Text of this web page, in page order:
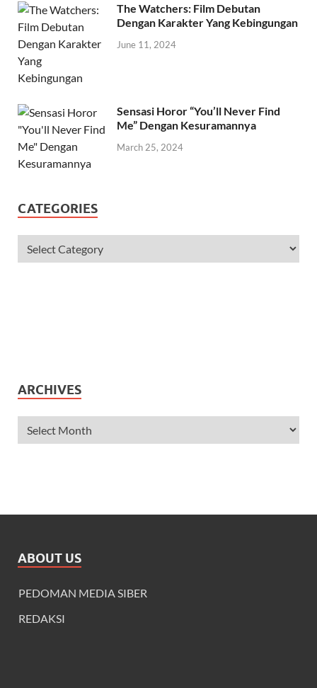
The Watchers: Film Debutan
Dengan Karakter Yang Kebingungan
June 11, 2024
Sensasi Horor “You’ll Never Find
Me” Dengan Kesuramannya
March 25, 2024
CATEGORIES
ARCHIVES
ABOUT US
PEDOMAN MEDIA SIBER
REDAKSI